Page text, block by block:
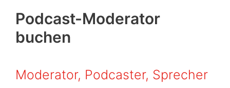
Podcast-Moderator
buchen
Moderator, Podcaster, Sprecher